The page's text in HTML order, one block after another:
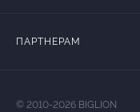
ПАРТНЕРАМ
© 2010-2026 BIGLION